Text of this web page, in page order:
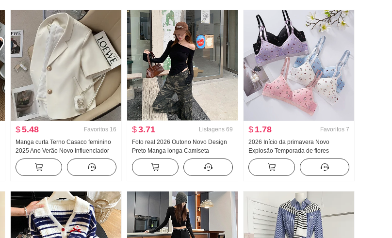
$5.48 Favoritos 16
Manga curta Terno Casaco feminino
2025 Ano Verão Novo Influenciador
Commuting Para pessoas baixas
Ultra Modelo Curto Pequeno O terno
$3.71 Listagens 69
Foto real 2026 Outono Novo Design
Preto Manga longa Camiseta
Feminino Inclinado Ombro Estilo
americano Garota estilosa Ombro
caído Ombro de Fora Top
$ 1.78 Favoritos 7
2026 Início da primavera Novo
Explosão Temporada de flores
Gatinho Fofo Padrão Dentro Faixa de
roupa Peito Almofadas Efeito
emagrecedor Coletes feminino